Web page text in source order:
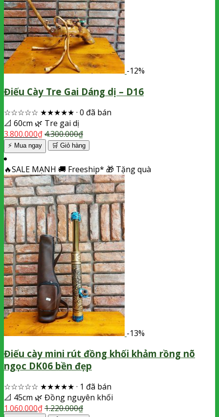
-12%
Điếu Cày Tre Gai Dáng dị – D16
☆☆☆☆☆ ★★★★★ · 0 đã bán
📐 60cm 🌿 Tre gai dị
3.800.000₫4.300.000₫
⚡ Mua ngay 🛒 Giỏ hàng
🔥SALE MẠNH 🚚 Freeship* 🎁 Tặng quà
-13%
Điếu cày mini rút đồng khối khảm rồng nõ
ngọc DK06 bền đẹp
☆☆☆☆☆ ★★★★★ · 1 đã bán
📐 45cm 🌿 Đồng nguyên khối
1.060.000₫1.220.000₫